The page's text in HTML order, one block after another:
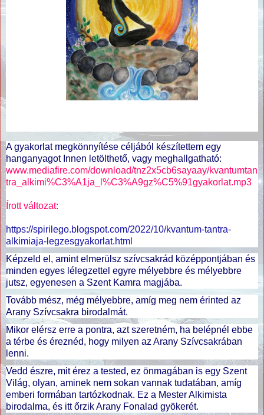
A gyakorlat megkönnyítése céljából készítettem egy
hanganyagot Innen letölthető, vagy meghallgatható:
www.mediafire.com/download/tnz2x5cb6sayaay/kvantumtan
tra_alkimi%C3%A1ja_l%C3%A9gz%C5%91gyakorlat.mp3
Írott változat:
https://spirilego.blogspot.com/2022/10/kvantum-tantra-
alkimiaja-legzesgyakorlat.html
Képzeld el, amint elmerülsz szívcsakrád középpontjában és
minden egyes lélegzettel egyre mélyebbre és mélyebbre
jutsz, egyenesen a Szent Kamra magjába.
Tovább mész, még mélyebbre, amíg meg nem érinted az
Arany Szívcsakra birodalmát.
Mikor elérsz erre a pontra, azt szeretném, ha belépnél ebbe
a térbe és éreznéd, hogy milyen az Arany Szívcsakrában
lenni.
Vedd észre, mit érez a tested, ez önmagában is egy Szent
Világ, olyan, aminek nem sokan vannak tudatában, amíg
emberi formában tartózkodnak. Ez a Mester Alkimista
birodalma, és itt őrzik Arany Fonalad gyökerét.